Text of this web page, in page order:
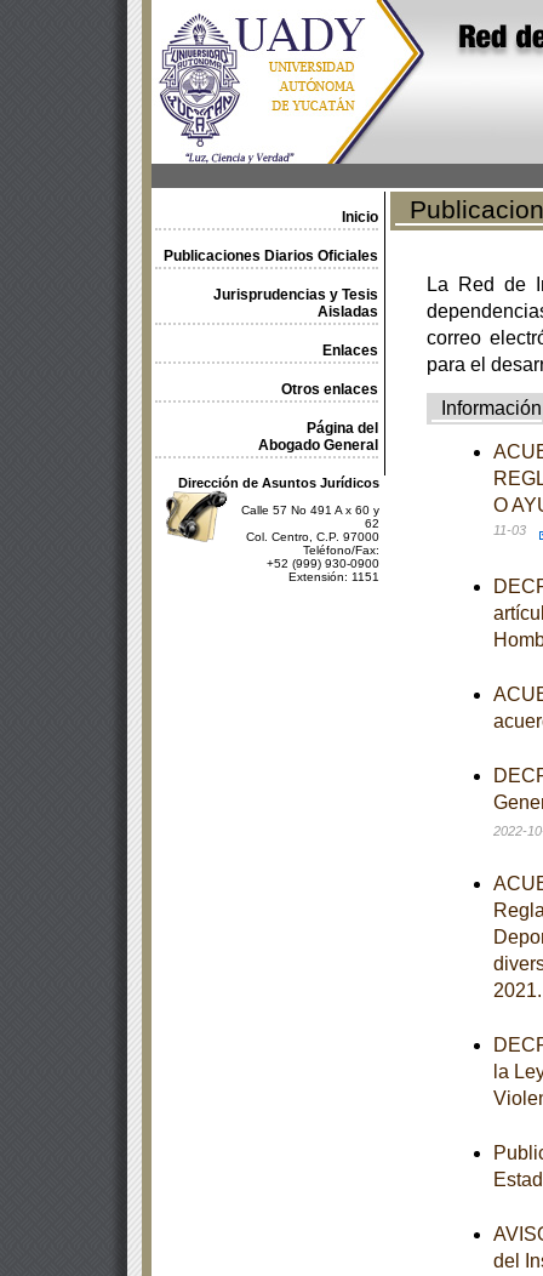
Inicio
Publicaciones Diarios Oficiales
Jurisprudencias y Tesis
Aisladas
Enlaces
Otros enlaces
Página del
Abogado General
Dirección de Asuntos Jurídicos
Calle 57 No 491 A x 60 y
62
Col. Centro, C.P. 97000
Teléfono/Fax:
+52 (999) 930-0900
Extensión: 1151
La Red de
correo
para el
Información
O
11-03
2022-
la
del